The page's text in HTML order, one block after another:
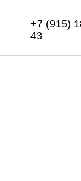
+7 (915)
43